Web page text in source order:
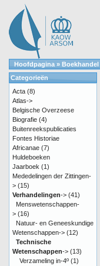
Hoofdpagina » Boekhandel
Categorieën
Acta (8)
Atlas->
Belgische Overzeese
Biografie (4)
Buitenreekspublicaties
Fontes Historiae
Africanae (7)
Huldeboeken
Jaarboek (1)
Mededelingen der Zittingen-
> (15)
Verhandelingen-> (41)
Menswetenschappen-
> (16)
Natuur- en Geneeskundige
Wetenschappen-> (12)
Technische
Wetenschappen-> (13)
Verzameling in-4º (1)